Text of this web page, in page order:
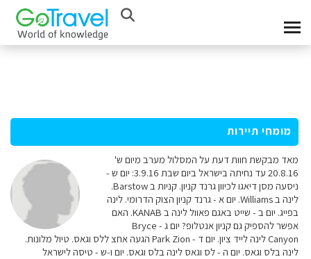
מומחי תיירות
מאד מבקשת חוות דעת על המסלול מערב מיום ש'
20.8.16 עד נחיתה בישראל ביום שבת 3.9.16: יום ש -
ניסעה מסן דיאגו לכיוון גרנד קניון. קניות ב Barstow.
לינה ב Williams. יום א - גרנד קניון הצוק הדרומי. לינה
בפייג. יום ב - שייט באגם פאוול לינה ב KANAB. האם
אפשר להספיק גם קניון אנטלופ? יום ג - Bryce
Canyon לינה לייד ציון. יום ד - Park Zion הגעה אחצ ללס וגאס. טיול מלונות.
לינה בלס וגאס. יום ה - לס וגאס לינה בלס וגאס. יום ו-ש - טיסה לישראל